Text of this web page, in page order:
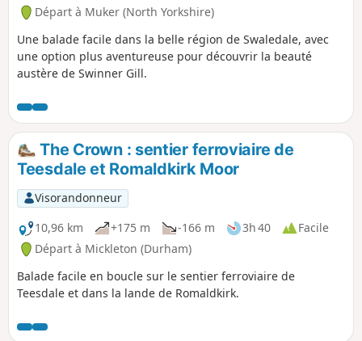
Départ à Muker (North Yorkshire)
Une balade facile dans la belle région de Swaledale, avec
une option plus aventureuse pour découvrir la beauté
austère de Swinner Gill.
The Crown : sentier ferroviaire de
Teesdale et Romaldkirk Moor
Visorandonneur
10,96 km
+175 m -166 m 3h 40
Facile
Départ à Mickleton (Durham)
Balade facile en boucle sur le sentier ferroviaire de
Teesdale et dans la lande de Romaldkirk.